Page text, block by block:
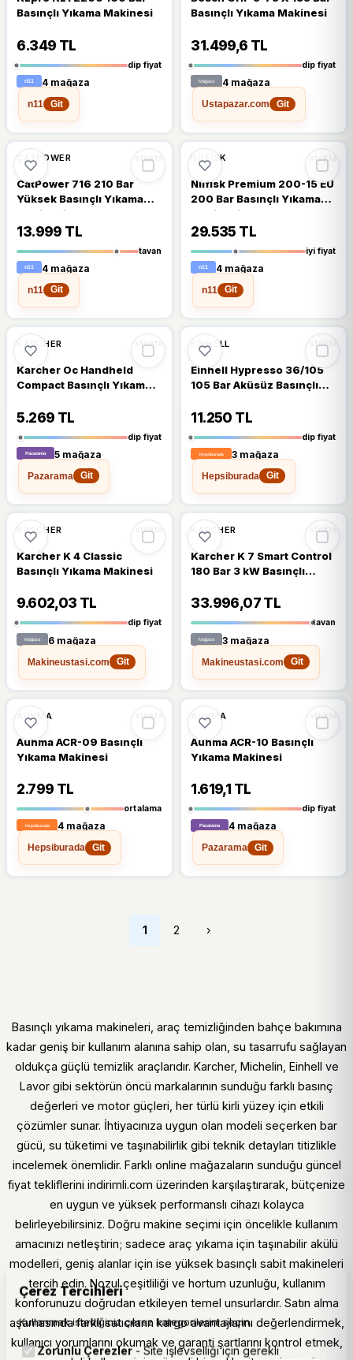
Basınçlı Yıkama Makinesi
6.349 TL
dip fiyat
4 mağaza
n11
Git
Basınçlı Yıkama Makinesi
31.499,6 TL
dip fiyat
4 mağaza
Ustapazar.com
Git
CATPOWER stokta
CatPower 716 210 Bar
Yüksek Basınçlı Yıkama
Makinesi
13.999 TL
tavan
4 mağaza
n11
Git
NILFISK stokta
Nilfisk Premium 200-15 EU
200 Bar Basınçlı Yıkama
Makinesi
29.535 TL
iyi fiyat
4 mağaza
n11
Git
%13
KARCHER stokta
Karcher Oc Handheld
Compact Basınçlı Yıkama
5.269 TL
dip fiyat
5 mağaza
Pazarama
Git
%16
EINHELL stokta
Einhell Hypresso 36/105
105 Bar Aküsüz Basınçlı
11.250 TL
dip fiyat
3 mağaza
Hepsiburada
Git
%13
KARCHER stokta
Karcher K 4 Classic
Basınçlı Yıkama Makinesi
9.602,03 TL
dip fiyat
6 mağaza
Makineustasi.com
Git
KARCHER stokta
Karcher K 7 Smart Control
180 Bar 3 kW Basınçlı
33.996,07 TL
tavan
3 mağaza
Makineustasi.com
Git
%24 %24 DÜŞTÜ
AUHMA stokta
Auhma ACR-09 Basınçlı
Yıkama Makinesi
2.799 TL
ortalama
4 mağaza
Hepsiburada
Git
%10
AUHMA stokta
Auhma ACR-10 Basınçlı
Yıkama Makinesi
1.619,1 TL
dip fiyat
4 mağaza
Pazarama
Git
1 2 ›
Basınçlı yıkama makineleri, araç temizliğinden bahçe bakımına
kadar geniş bir kullanım alanına sahip olan, su tasarrufu sağlayan
oldukça güçlü temizlik araçlarıdır. Karcher, Michelin, Einhell ve
Lavor gibi sektörün öncü markalarının sunduğu farklı basınç
değerleri ve motor güçleri, her türlü kirli yüzey için etkili
çözümler sunar. İhtiyacınıza uygun olan modeli seçerken bar
gücü, su tüketimi ve taşınabilirlik gibi teknik detayları titizlikle
incelemek önemlidir. Farklı online mağazaların sunduğu güncel
fiyat tekliflerini indirimli.com üzerinden karşılaştırarak, bütçenize
en uygun ve yüksek performanslı cihazı kolayca
belirleyebilirsiniz. Doğru makine seçimi için öncelikle kullanım
amacınızı netleştirin; sadece araç yıkama için taşınabilir akülü
modelleri, geniş alanlar için ise yüksek basınçlı sabit makineleri
tercih edin. Nozul çeşitliliği ve hortum uzunluğu, kullanım
konforunuzu doğrudan etkileyen temel unsurlardır. Satın alma
aşamasında farklı satıcıların kargo avantajlarını değerlendirmek,
kullanıcı yorumlarını okumak ve garanti şartlarını kontrol etmek,
Çerez Tercihleri
Kullanmak istediğiniz çerez kategorilerini seçin.
Zorunlu Çerezler- Site işlevselliği için gerekli